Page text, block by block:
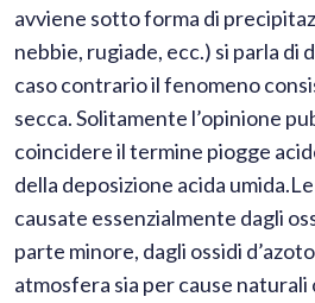
avviene sotto forma di
nebbie, rugiade, ecc.) si parla di
caso contrario il fenomeno
secca. Solitamente l’opinione
coincidere il termine piogge
della deposizione acida
causate essenzialmente dagli
parte minore, dagli ossidi
atmosfera sia per cause